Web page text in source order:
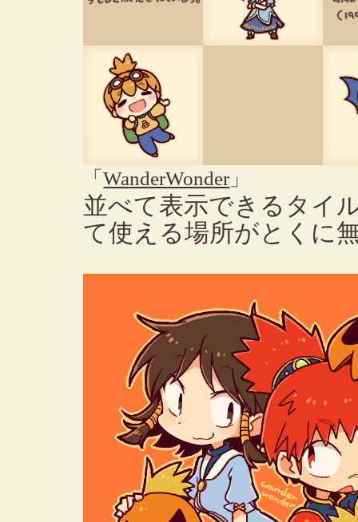
「WanderWonder 」
並べて表示できるタイ
て使える場所がとくに